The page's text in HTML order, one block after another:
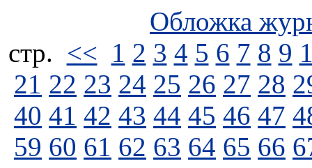
Обложка
стp. << 1 2 3 4 5 6 7 8 9
21 22 23 24 25 26 27 28
40 41 42 43 44 45 46 47
59 60 61 62 63 64 65 66